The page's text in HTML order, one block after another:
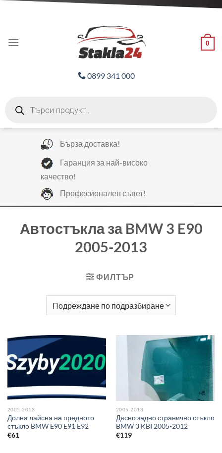
0
0899 341 000
search
Бърза доставка!
Гаранция за най-високо
качество!
Професионален съвет!
Автостъкла за BMW 3 E90
2005-2013
ФИЛТЪР
2005-2013
Долна лайсна на предното
стъкло BMW E90 E91 E92
€61
2005-2013
Дясно задно странично стъкло
BMW 3 KBI 2005-2012
€119